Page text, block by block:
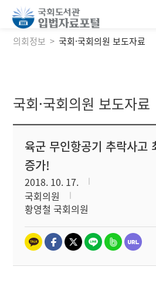
의회정보 국회·국회의원 보도자료
국회·국회의원 보도자료
육군 무인항공기 추락사고
증가!
2018. 10. 17.
국회의원
황영철 국회의원